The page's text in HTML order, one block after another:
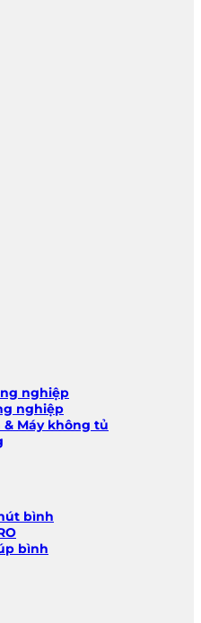
nghiệp
nghiệp
& Máy không tủ
bình
bình